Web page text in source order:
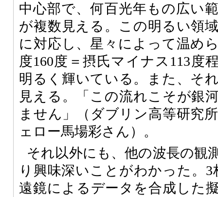
中心部で、何百光年もの広い
が複数見える。この明るい領
に対応し、星々によって温め
度160度＝摂氏マイナス113度
明るく輝いている。また、そ
見える。「この流れこそが銀
ません」（ダブリン高等研究
ェロー馬場彩さん）。
それ以外にも、他の波長の観
り興味深いことがわかった。
遠鏡によるデータを合成した